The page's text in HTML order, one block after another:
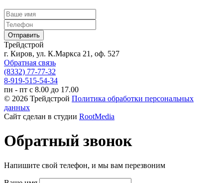
Трейдстрой
г. Киров, ул. К.Маркса 21, оф. 527
Обратная связь
(8332) 77-77-32
8-919-515-54-34
пн - пт с 8.00 до 17.00
© 2026 Трейдстрой Политика обработки персональных
данных
Сайт сделан в студии RootMedia
Обратный звонок
Напишите свой телефон, и мы вам перезвоним